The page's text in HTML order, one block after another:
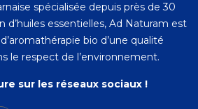
spécialisée depuis près de 30
d’huiles essentielles, Ad Naturam est
bio d’une qualité
le respect de l’environnement.
sur les réseaux sociaux !